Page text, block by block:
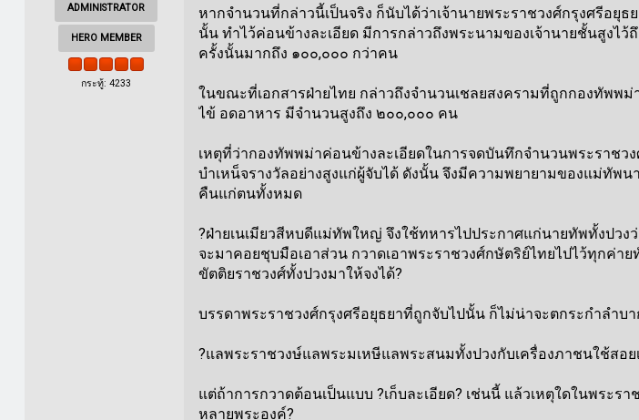
ADMINISTRATOR
HERO MEMBER
กระทู้: 4233
หากจำนวนที่กล่าวนี้เป็นจริง ก็นับได้ว่าเจ้านายพระราชวงศ์กรุงศรีอยุ
นั้น ทำไว้ค่อนข้างละเอียด มีการกล่าวถึงพระนามของเจ้านายชั้นสูงไ
ครั้งนั้นมากถึง ๑๐๐,๐๐๐ กว่าคน
ในขณะที่เอกสารฝ่ายไทย กล่าวถึงจำนวนเชลยสงครามที่ถูกกองทัพพ
ไข้ อดอาหาร มีจำนวนสูงถึง ๒๐๐,๐๐๐ คน
เหตุที่ว่ากองทัพพม่าค่อนข้างละเอียดในการจดบันทึกจำนวนพระราชว
บำเหน็จรางวัลอย่างสูงแก่ผู้จับได้ ดังนั้น จึงมีความพยายามของแม่ทัพ
คืนแก่ตนทั้งหมด
?ฝ่ายเนเมียวสีหบดีแม่ทัพใหญ่ จึงใช้ทหารไปประกาศแก่นายทัพทั้งปวง
จะมาคอยชุบมือเอาส่วน กวาดเอาพระราชวงศ์กษัตริย์ไทยไปไว้ทุกค่า
ขัตติยราชวงศ์ทั้งปวงมาให้จงได้?
บรรดาพระราชวงศ์กรุงศรีอยุธยาที่ถูกจับไปนั้น ก็ไม่น่าจะตกระกำลำบ
?แลพระราชวงษ์แลพระมเหษีแลพระสนมทั้งปวงกับเครื่องภาชนใช้สอย
แต่ถ้าการกวาดต้อนเป็นแบบ ?เก็บละเอียด? เช่นนี้ แล้วเหตุใดในพระ
หลายพระองค์?